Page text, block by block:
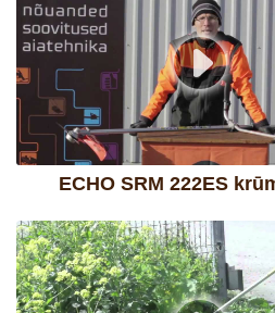
ECHO SRM 222ES